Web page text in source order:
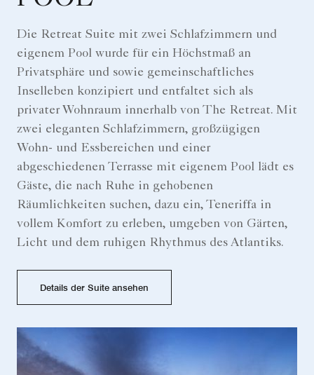
Die Retreat Suite mit zwei Schlafzimmern und
eigenem Pool wurde für ein Höchstmaß an
Privatsphäre und sowie gemeinschaftliches
Inselleben konzipiert und entfaltet sich als
privater Wohnraum innerhalb von The Retreat. Mit
zwei eleganten Schlafzimmern, großzügigen
Wohn- und Essbereichen und einer
abgeschiedenen Terrasse mit eigenem Pool lädt es
Gäste, die nach Ruhe in gehobenen
Räumlichkeiten suchen, dazu ein, Teneriffa in
vollem Komfort zu erleben, umgeben von Gärten,
Licht und dem ruhigen Rhythmus des Atlantiks.
Details der Suite ansehen